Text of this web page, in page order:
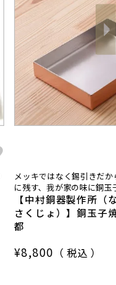
メッキではなく錫引きだ
に残す、我が家の味に
【中村銅器製作所（
さくじょ）】銅玉
都
¥8,800 税込
次
へ